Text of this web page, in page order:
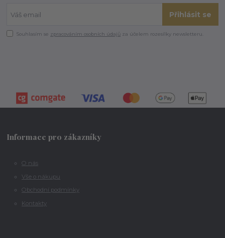
Přihlásit se
Souhlasím se zpracováním osobních údajů za účelem rozesílky newsletteru.
Informace pro zákazníky
O nás
Vše o nákupu
Obchodní podmínky
Kontakty